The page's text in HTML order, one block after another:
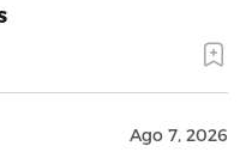
Ago 7, 2026